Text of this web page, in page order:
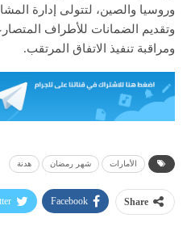
وروسيا والصين، لتتولى إدارة
وتقديم الضمانات للأطراف
ومراقبة تنفيذ الاتفاق المرتقب.
الأمارات شهر رمضان هدنة
Share
Facebook